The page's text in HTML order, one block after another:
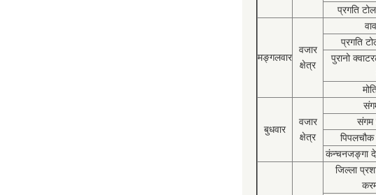
प्रगति
मङ्गलवार
वजार
क्षेत्र
प्रगति
पुरानो
बुधवार
वजार
क्षेत्र
संगम
पिपलचौक
कंन्चनजङ्गा
जिल्ला